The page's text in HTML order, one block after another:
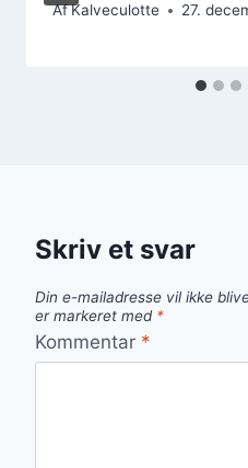
AfKalveculotte 27.
Skriv et svar
Din e-mailadresse vil ikke
er markeret med *
Kommentar *